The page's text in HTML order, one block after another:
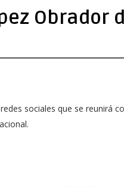
Obrador
sociales que se reunirá